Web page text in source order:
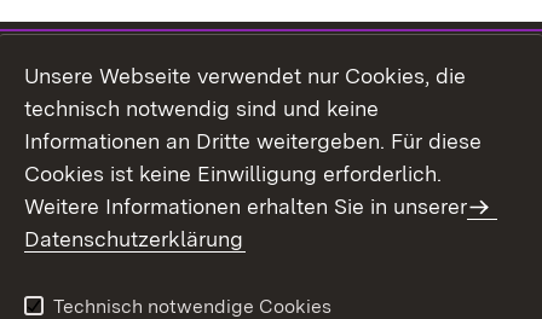
Themenübersicht
Barrierefreiheit
Unsere Webseite verwendet nur Cookies, die
technisch notwendig sind und keine
Informationen an Dritte weitergeben. Für diese
Cookies ist keine Einwilligung erforderlich.
Weitere Informationen erhalten Sie in unserer
Datenschutzerklärung
Technisch notwendige Cookies